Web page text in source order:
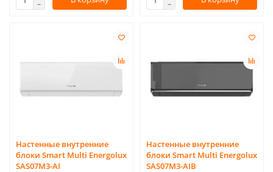
Настенные внутренние
блоки Smart Multi Energolux
SAS07M3-AI
Настенные внутренние
блоки Smart Multi Energolux
SAS07M3-AIB